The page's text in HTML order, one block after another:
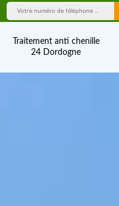
Traitement anti chenille
24 Dordogne